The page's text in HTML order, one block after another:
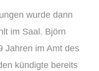
wurde dann
im Saal. Björn
Jahren im Amt des
kündigte bereits